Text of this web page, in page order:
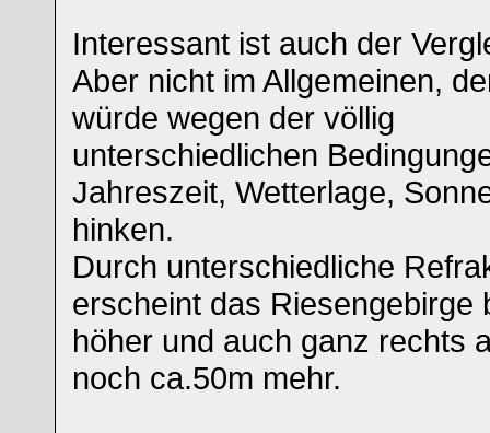
Interessant ist auch der
Aber nicht im Allgemeinen,
würde wegen der völlig
unterschiedlichen
Jahreszeit, Wetterlage,
hinken.
Durch unterschiedliche
erscheint das Riesengebirge
höher und auch ganz rechts
noch ca.50m mehr.